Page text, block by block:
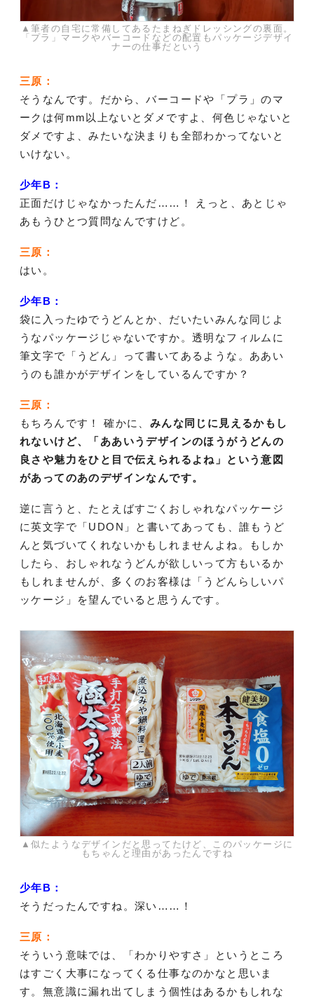
▲筆者の自宅に常備してあるたまねぎドレッシングの裏面。
「プラ」マークやバーコードなどの配置もパッケージデザイ
ナーの仕事だという
三原：
そうなんです。だから、バーコードや「プラ」のマ
ークは何mm以上ないとダメですよ、何色じゃないと
ダメですよ、みたいな決まりも全部わかってないと
いけない。
少年B：
正面だけじゃなかったんだ……！ えっと、あとじゃ
あもうひとつ質問なんですけど。
三原：
はい。
少年B：
袋に入ったゆでうどんとか、だいたいみんな同じよ
うなパッケージじゃないですか。透明なフィルムに
筆文字で「うどん」って書いてあるような。ああい
うのも誰かがデザインをしているんですか？
三原：
もちろんです！ 確かに、 みんな同じに見えるかもし
れないけど、「ああいうデザインのほうがうどんの
良さや魅力をひと目で伝えられるよね」という意図
があってのあのデザインなんです。
逆に言うと、たとえばすごくおしゃれなパッケージ
に英文字で「UDON」と書いてあっても、誰もうど
んと気づいてくれないかもしれませんよね。もしか
したら、おしゃれなうどんが欲しいって方もいるか
もしれませんが、多くのお客様は「うどんらしいパ
ッケージ」を望んでいると思うんです。
▲似たようなデザインだと思ってたけど、このパッケージに
もちゃんと理由があったんですね
少年B：
そうだったんですね。深い……！
三原：
そういう意味では、「わかりやすさ」というところ
はすごく大事になってくる仕事なのかなと思いま
す。無意識に漏れ出てしまう個性はあるかもしれな